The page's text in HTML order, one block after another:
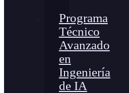
Programa
Técnico
Avanzado
en
Ingeniería
de IA